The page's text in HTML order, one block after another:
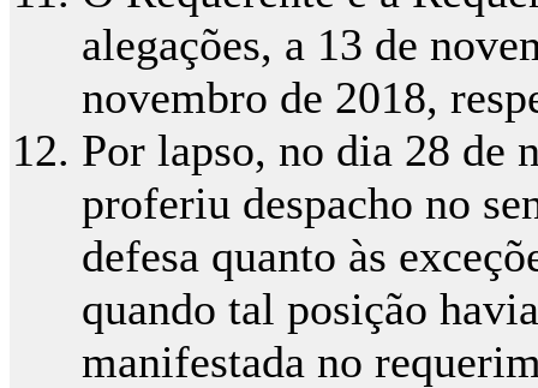
alegações, a 13 de
novembro de 2018,
Por lapso, no dia 28 de
proferiu despacho no
defesa quanto às
quando tal posição
manifestada no